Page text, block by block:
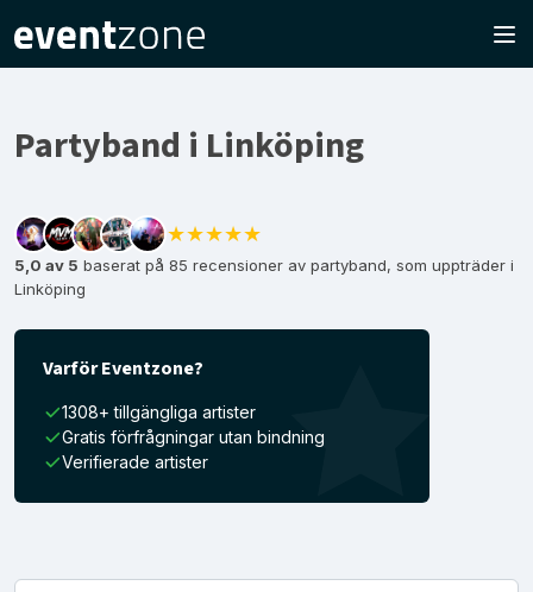
Partyband i Linköping
★★★★★
5,0 av 5 baserat på 85 recensioner av partyband, som uppträder i
Linköping
Varför Eventzone?
1308+ tillgängliga artister
Gratis förfrågningar utan bindning
Verifierade artister